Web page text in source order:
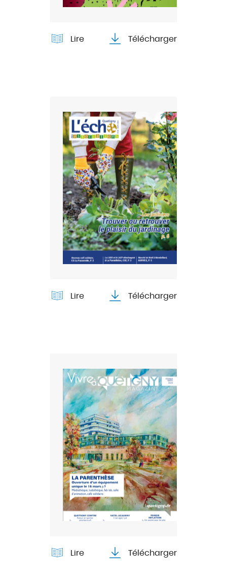
Lire Télécharger
Lire Télécharger
Lire Télécharger